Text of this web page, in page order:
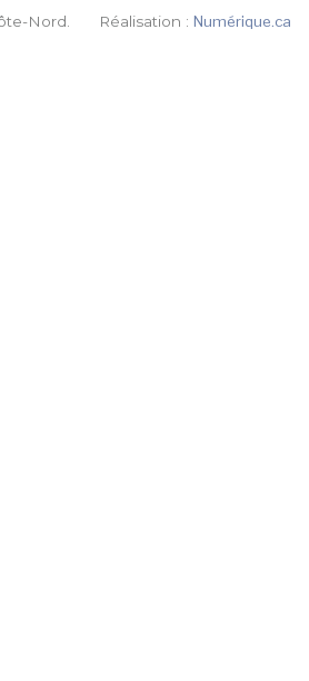
Nord. Réalisation :Numérique.ca